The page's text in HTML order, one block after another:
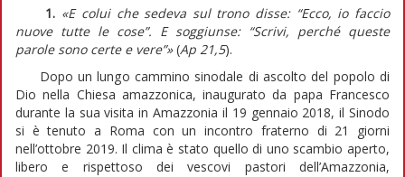
1. «E colui che sedeva sul trono disse: “Ecco, io faccio
nuove tutte le cose”. E soggiunse: “Scrivi, perché queste
parole sono certe e vere”»(Ap 21,5).
Dopo un lungo cammino sinodale di ascolto del popolo di
Dio nella Chiesa amazzonica, inaugurato da papa Francesco
durante la sua visita in Amazzonia il 19 gennaio 2018, il Sinodo
si è tenuto a Roma con un incontro fraterno di 21 giorni
nell’ottobre 2019. Il clima è stato quello di uno scambio aperto,
libero e rispettoso dei vescovi pastori dell’Amazzonia,